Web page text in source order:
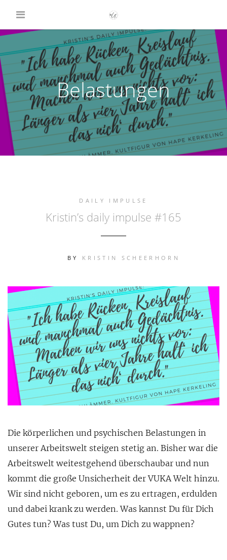
Belastungen
DAILY IMPULSE
Kristin’s daily impulse #165
BY KRISTIN SCHEERHORN
Die körperlichen und psychischen Belastungen in
unserer Arbeitswelt steigen stetig an. Bisher war die
Arbeitswelt weitestgehend überschaubar und nun
kommt die große Unsicherheit der VUKA Welt hinzu.
Wir sind nicht geboren, um es zu ertragen, erdulden
und dabei krank zu werden. Was kannst Du für Dich
Gutes tun? Was tust Du, um Dich zu wappnen?